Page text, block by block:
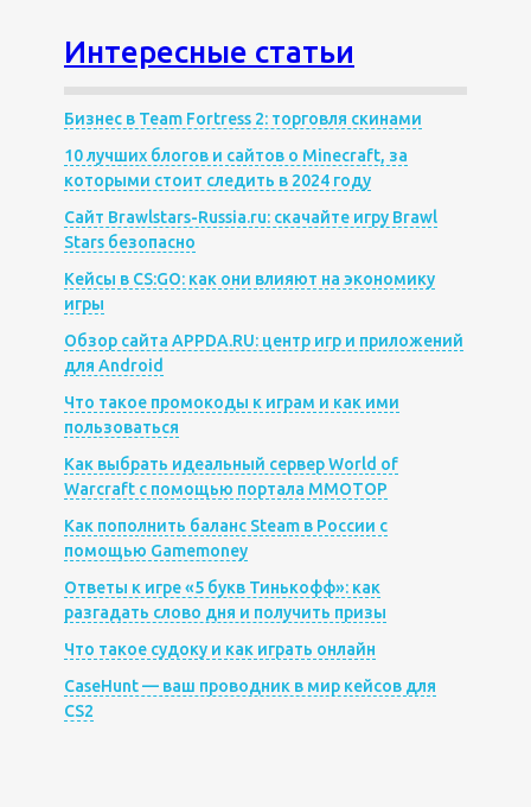
Интересные статьи
Бизнес в Team Fortress 2: торговля скинами
10 лучших блогов и сайтов о Minecraft, за
которыми стоит следить в 2024 году
Сайт Brawlstars-Russia.ru: скачайте игру Brawl
Stars безопасно
Кейсы в CS:GO: как они влияют на экономику
игры
Обзор сайта APPDA.RU: центр игр и приложений
для Android
Что такое промокоды к играм и как ими
пользоваться
Как выбрать идеальный сервер World of
Warcraft с помощью портала MMOTOP
Как пополнить баланс Steam в России с
помощью Gamemoney
Ответы к игре «5 букв Тинькофф»: как
разгадать слово дня и получить призы
Что такое судоку и как играть онлайн
CaseHunt — ваш проводник в мир кейсов для
CS2